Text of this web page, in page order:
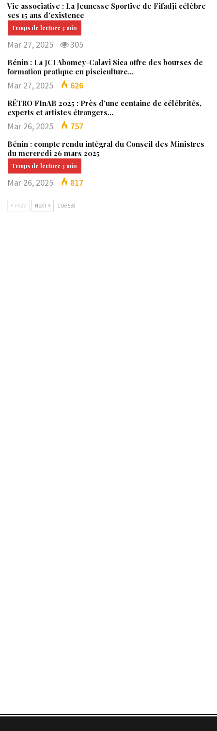
Vie associative : La Jeunesse Sportive de Fifadji célèbre
ses 15 ans d’existence
Mar 27, 2025 305
Bénin : La JCI Abomey-Calavi Sica offre des bourses de
formation pratique en pisciculture…
Mar 27, 2025 626
RÉTRO FInAB 2025 : Près d’une centaine de célébrités,
experts et artistes étrangers…
Mar 26, 2025 757
Bénin : compte rendu intégral du Conseil des Ministres
du mercredi 26 mars 2025
Mar 26, 2025 817
PREV NEXT 1 De 533